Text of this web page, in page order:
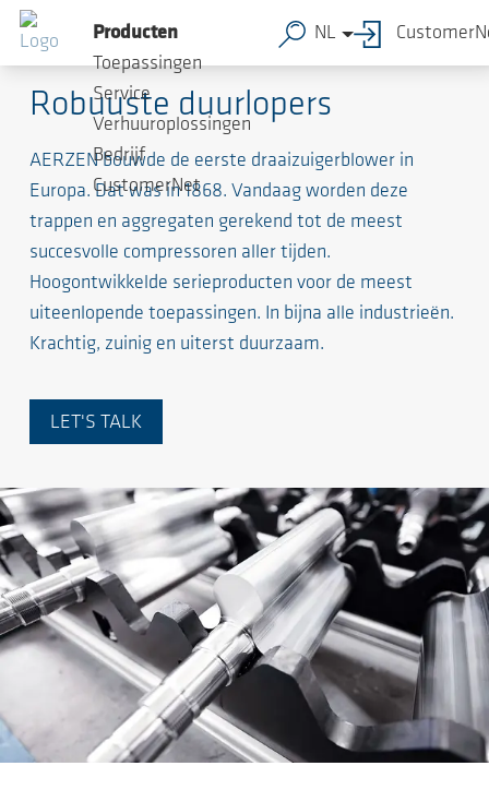
Draaizuigerblowers
Robuuste duurlopers
AERZEN bouwde de eerste draaizuigerblower in
Europa. Dat was in 1868. Vandaag worden deze
trappen en aggregaten gerekend tot de meest
succesvolle compressoren aller tijden.
Hoogontwikkelde serieproducten voor de meest
uiteenlopende toepassingen. In bijna alle industrieën.
Krachtig, zuinig en uiterst duurzaam.
LET'S TALK
Producten
Toepassingen
Service
Verhuuroplossingen
Bedrijf
CustomerNet
NL